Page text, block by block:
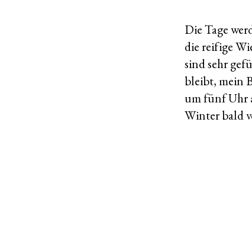
Die Tage
die reifige
sind sehr
bleibt, mein
um fünf Uhr
Winter bald